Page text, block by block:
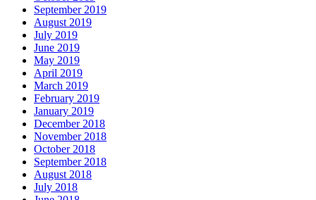
September 2019
August 2019
July 2019
June 2019
May 2019
April 2019
March 2019
February 2019
January 2019
December 2018
November 2018
October 2018
September 2018
August 2018
July 2018